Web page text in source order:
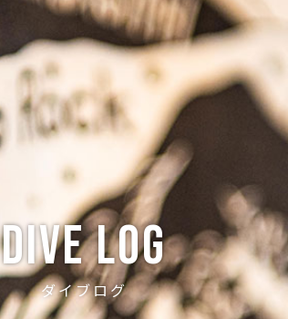
NEWS DIVE LOG PRICE
Dive log
ダイブログ